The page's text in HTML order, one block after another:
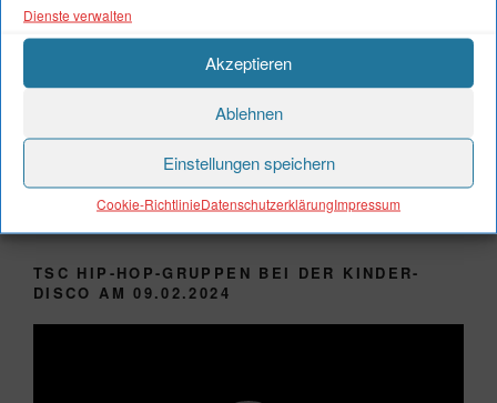
Dienste verwalten
Akzeptieren
Ablehnen
Einstellungen speichern
Cookie-RichtlinieDatenschutzerklärungImpressum
TSC HIP-HOP-GRUPPEN BEI DER KINDER-
DISCO AM 09.02.2024